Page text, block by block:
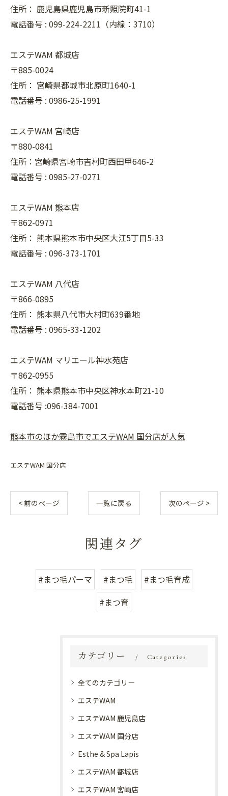
住所： 鹿児島県鹿児島市新照院町41-1
電話番号 : 099-224-2211（内線：3710）
エステWAM 都城店
〒885-0024
住所： 宮崎県都城市北原町1640-1
電話番号 : 0986-25-1991
エステWAM 宮崎店
〒880-0841
住所：宮崎県宮崎市吉村町西田甲646-2
電話番号 : 0985-27-0271
エステWAM 熊本店
〒862-0971
住所： 熊本県熊本市中央区大江5丁目5-33
電話番号 : 096-373-1701
エステWAM 八代店
〒866-0895
住所： 熊本県八代市大村町639番地
電話番号 : 0965-33-1202
エステWAM マリエール神水苑店
〒862-0955
住所： 熊本県熊本市中央区神水本町21-10
電話番号 :096-384-7001
熊本市のほか霧島市でエステWAM 国分店が人気
エステWAM 国分店
< 前のページ 一覧に戻る 次のページ >
関連タグ
#まつ毛パーマ #まつ毛
#まつ毛育成
#まつ育
カテゴリー Categories
全てのカテゴリー
エステWAM
エステWAM 鹿児島店
エステWAM 国分店
Esthe & Spa Lapis
エステWAM 都城店
エステWAM 宮崎店